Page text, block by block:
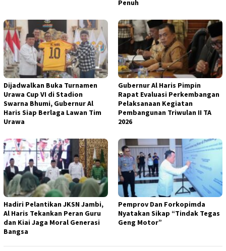
Penuh
Dijadwalkan Buka Turnamen
Urawa Cup VI di Stadion
Swarna Bhumi, Gubernur Al
Haris Siap Berlaga Lawan Tim
Urawa
Gubernur Al Haris Pimpin
Rapat Evaluasi Perkembangan
Pelaksanaan Kegiatan
Pembangunan Triwulan II TA
2026
Hadiri Pelantikan JKSN Jambi,
Al Haris Tekankan Peran Guru
dan Kiai Jaga Moral Generasi
Bangsa
Pemprov Dan Forkopimda
Nyatakan Sikap “Tindak Tegas
Geng Motor”